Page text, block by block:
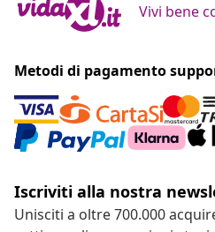
Vivi bene
Metodi di pagamento
Iscriviti alla nostra
Unisciti a oltre 700.000